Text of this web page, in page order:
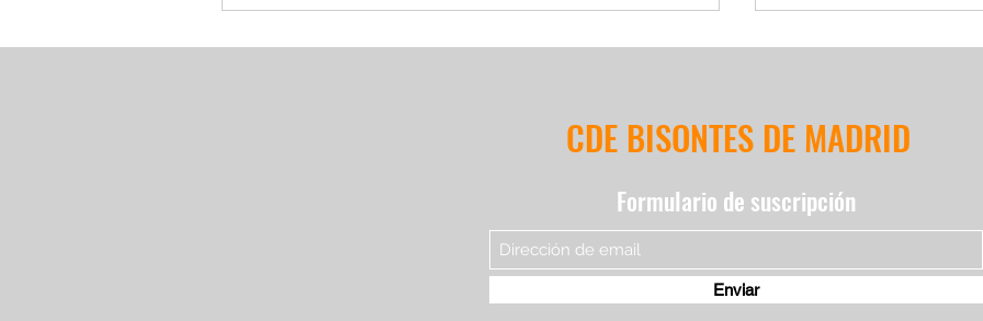
CDE BISONTES DE MADRID
Formulario de suscripción
Enviar